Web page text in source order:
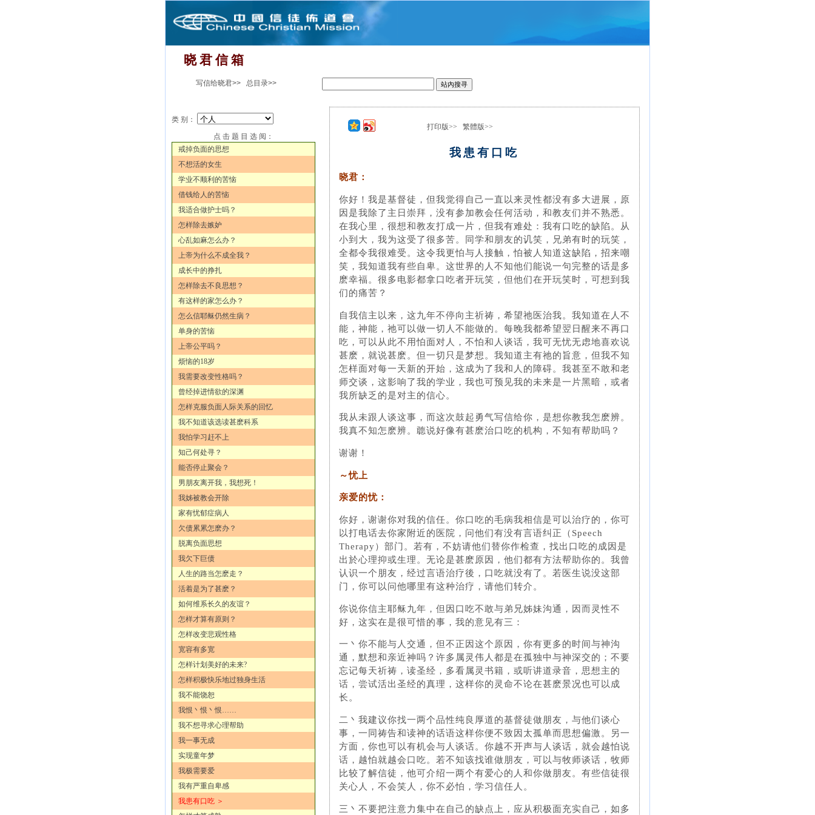
晓 君 信 箱
写信给晓君>> 总目录>>
类 别：
点 击 题 目 选 阅：
戒掉负面的思想
不想活的女生
学业不顺利的苦恼
借钱给人的苦恼
我适合做护士吗？
怎样除去嫉妒
心乱如麻怎么办？
上帝为什么不成全我？
成长中的挣扎
怎样除去不良思想？
有这样的家怎么办？
怎么信耶稣仍然生病？
单身的苦恼
上帝公平吗？
烦恼的18岁
我需要改变性格吗？
曾经掉进情欲的深渊
怎样克服负面人际关系的回忆
我不知道该选读甚麽科系
我怕学习赶不上
知己何处寻？
能否停止聚会？
男朋友离开我，我想死！
我姊被教会开除
家有忧郁症病人
欠债累累怎麽办？
脱离负面思想
我欠下巨债
人生的路当怎麽走？
活着是为了甚麽？
如何维系长久的友谊？
怎样才算有原则？
怎样改变悲观性格
宽容有多宽
怎样计划美好的未来?
怎样积极快乐地过独身生活
我不能饶恕
我恨丶恨丶恨……
我不想寻求心理帮助
我一事无成
实现童年梦
我极需要爱
我有严重自卑感
我患有口吃 ＞
打印版>> 繁體版>>
我患有口吃
晓君：
你好！我是基督徒，但我觉得自己一直以来灵性都没有多大进展，原
因是我除了主日崇拜，没有参加教会任何活动，和教友们并不熟悉。
在我心里，很想和教友打成一片，但我有难处：我有口吃的缺陷。从
小到大，我为这受了很多苦。同学和朋友的讥笑，兄弟有时的玩笑，
全都令我很难受。这令我更怕与人接触，怕被人知道这缺陷，招来嘲
笑，我知道我有些自卑。这世界的人不知他们能说一句完整的话是多
麽幸福。很多电影都拿口吃者开玩笑，但他们在开玩笑时，可想到我
们的痛苦？
自我信主以来，这九年不停向主祈祷，希望祂医治我。我知道在人不
能，神能，祂可以做一切人不能做的。每晚我都希望翌日醒来不再口
吃，可以从此不用怕面对人，不怕和人谈话，我可无忧无虑地喜欢说
甚麽，就说甚麽。但一切只是梦想。我知道主有祂的旨意，但我不知
怎样面对每一天新的开始，这成为了我和人的障碍。我甚至不敢和老
师交谈，这影响了我的学业，我也可预见我的未来是一片黑暗，或者
我所缺乏的是对主的信心。
我从未跟人谈这事，而这次鼓起勇气写信给你，是想你教我怎麽辨。
我真不知怎麽辨。聼说好像有甚麽治口吃的机构，不知有帮助吗？
谢谢！
～忧上
亲爱的忧：
你好，谢谢你对我的信任。你口吃的毛病我相信是可以治疗的，你可
以打电话去你家附近的医院，问他们有没有言语纠正（Speech
Therapy）部门。若有，不妨请他们替你作检查，找出口吃的成因是
出於心理抑或生理。无论是甚麽原因，他们都有方法帮助你的。我曾
认识一个朋友，经过言语治疗後，口吃就没有了。若医生说没这部
门，你可以问他哪里有这种治疗，请他们转介。
你说你信主耶稣九年，但因口吃不敢与弟兄姊妹沟通，因而灵性不
好，这实在是很可惜的事，我的意见有三：
一丶你不能与人交通，但不正因这个原因，你有更多的时间与神沟
通，默想和亲近神吗？许多属灵伟人都是在孤独中与神深交的；不要
忘记每天祈祷，读圣经，多看属灵书籍，或听讲道录音，思想主的
话，尝试活出圣经的真理，这样你的灵命不论在甚麽景况也可以成
长。
二丶我建议你找一两个品性纯良厚道的基督徒做朋友，与他们谈心
事，一同祷告和读神的话语这样你便不致因太孤单而思想偏激。另一
方面，你也可以有机会与人谈话。你越不开声与人谈话，就会越怕说
话，越怕就越会口吃。若不知该找谁做朋友，可以与牧师谈话，牧师
比较了解信徒，他可介绍一两个有爱心的人和你做朋友。有些信徒很
关心人，不会笑人，你不必怕，学习信任人。
三丶不要把注意力集中在自己的缺点上，应从积极面充实自己，如多